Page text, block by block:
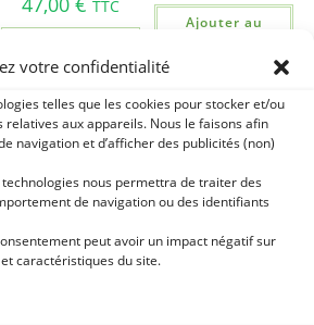
votre confidentialité
telles que les cookies pour stocker et/ou
aux appareils. Nous le faisons afin
navigation et d’afficher des publicités (non)
nous permettra de traiter des
de navigation ou des identifiants
peut avoir un impact négatif sur
caractéristiques du site.
TTC
panier
Ajouter au
Best Seller
-15%